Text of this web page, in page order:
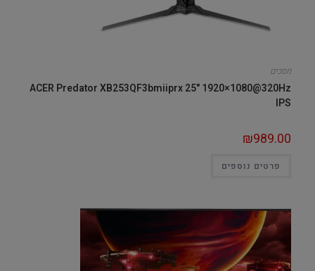
מסכים
ACER Predator XB253QF3bmiiprx 25" 1920×1080@320Hz
IPS
₪989.00
פרטים נוספים